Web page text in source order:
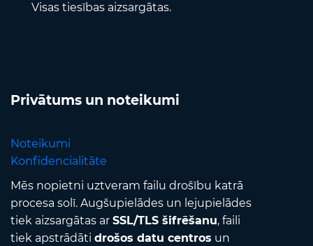
Visas tiesības aizsargātas.
Privātums un noteikumi
Noteikumi
Konfidencialitāte
Mēs nopietni uztveram failu drošību katrā
procesa solī. Augšupielādes un lejupielādes
tiek aizsargātas ar SSL/TLS šifrēšanu, faili
tiek apstrādāti drošos datu centros un